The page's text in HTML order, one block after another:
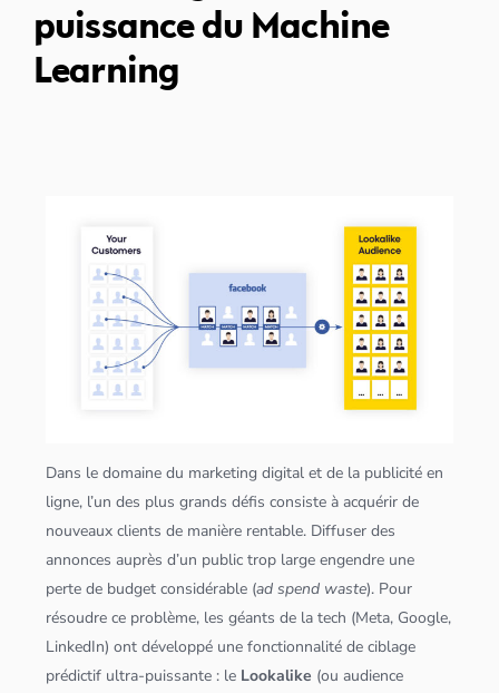
puissance du Machine
Learning
Dans le domaine du marketing digital et de la publicité en
ligne, l’un des plus grands défis consiste à acquérir de
nouveaux clients de manière rentable. Diffuser des
annonces auprès d’un public trop large engendre une
perte de budget considérable (ad spend waste). Pour
résoudre ce problème, les géants de la tech (Meta, Google,
LinkedIn) ont développé une fonctionnalité de ciblage
prédictif ultra-puissante : le Lookalike (ou audience